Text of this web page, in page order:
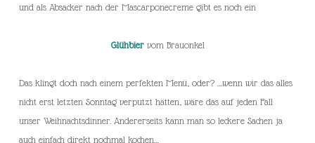
und als Absacker nach der Mascarponecreme gibt es noch ein
Glühbiervom Brauonkel
Das klingt doch nach einem perfekten Menü, oder? …wenn wir das alles
nicht erst letzten Sonntag verputzt hätten, wäre das auf jeden Fall
unser Weihnachtsdinner. Andererseits kann man so leckere Sachen ja
auch einfach direkt nochmal kochen…